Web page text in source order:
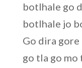
botlhale go
botlhale jo
Go dira
go tla go mo